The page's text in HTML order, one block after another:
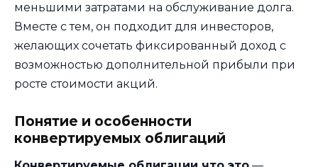
меньшими затратами на обслуживание долга.
Вместе с тем, он подходит для инвесторов,
желающих сочетать фиксированный доход с
возможностью дополнительной прибыли при
росте стоимости акций.
Понятие и особенности
конвертируемых облигаций